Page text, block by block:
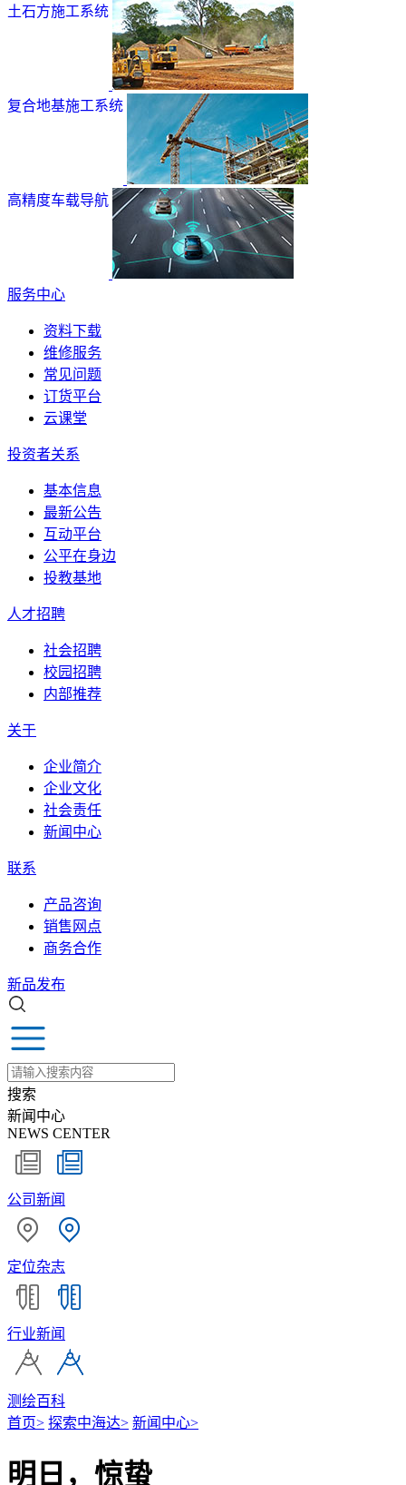
土石方施工系统
复合地基施工系统
高精度车载导航
服务中心
资料下载
维修服务
常见问题
订货平台
云课堂
投资者关系
基本信息
最新公告
互动平台
公平在身边
投教基地
人才招聘
社会招聘
校园招聘
内部推荐
关于
企业简介
企业文化
社会责任
新闻中心
联系
产品咨询
销售网点
商务合作
新品发布
搜索
新闻中心
NEWS CENTER
公司新闻
定位杂志
行业新闻
测绘百科
首页> 探索中海达> 新闻中心>
明日，惊蛰